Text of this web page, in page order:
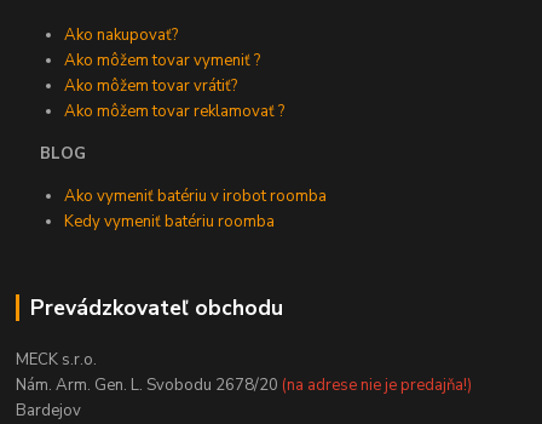
Ako nakupovať?
Ako môžem tovar vymeniť ?
Ako môžem tovar vrátiť?
Ako môžem tovar reklamovať ?
BLOG
Ako vymeniť batériu v irobot roomba
Kedy vymeniť batériu roomba
Prevádzkovateľ obchodu
MECK s.r.o.
Nám. Arm. Gen. L. Svobodu 2678/20 (na adrese nie je predajňa!)
Bardejov